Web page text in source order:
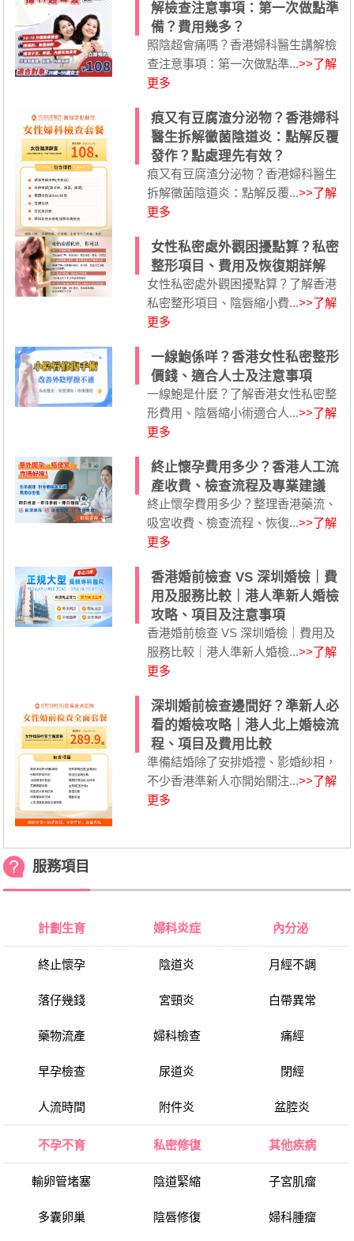
解檢查注意事項：第一次做點準
備？費用幾多？
照陰超會痛嗎？香港婦科醫生講解檢
查注意事項：第一次做點準...>>了解
更多
痕又有豆腐渣分泌物？香港婦科
醫生拆解黴菌陰道炎：點解反覆
發作？點處理先有效？
痕又有豆腐渣分泌物？香港婦科醫生
拆解黴菌陰道炎：點解反覆...>>了解
更多
女性私密處外觀困擾點算？私密
整形項目、費用及恢復期詳解
女性私密處外觀困擾點算？了解香港
私密整形項目、陰唇縮小費...>>了解
更多
一線鮑係咩？香港女性私密整形
價錢、適合人士及注意事項
一線鮑是什麼？了解香港女性私密整
形費用、陰唇縮小術適合人...>>了解
更多
終止懷孕費用多少？香港人工流
產收費、檢查流程及專業建議
終止懷孕費用多少？整理香港藥流、
吸宮收費、檢查流程、恢復...>>了解
更多
香港婚前檢查 VS 深圳婚檢｜費
用及服務比較｜港人準新人婚檢
攻略、項目及注意事項
香港婚前檢查 VS 深圳婚檢｜費用及
服務比較｜港人準新人婚檢...>>了解
更多
深圳婚前檢查邊間好？準新人必
看的婚檢攻略｜港人北上婚檢流
程、項目及費用比較
準備結婚除了安排婚禮、影婚紗相，
不少香港準新人亦開始關注...>>了解
更多
服務項目
計劃生育
終止懷孕
落仔幾錢
藥物流產
早孕檢查
人流時間
婦科炎症
陰道炎
宮頸炎
婦科檢查
尿道炎
附件炎
內分泌
月經不調
白帶異常
痛經
閉經
盆腔炎
不孕不育
輸卵管堵塞
多囊卵巢
私密修復
陰道緊縮
陰唇修復
其他疾病
子宮肌瘤
婦科腫瘤